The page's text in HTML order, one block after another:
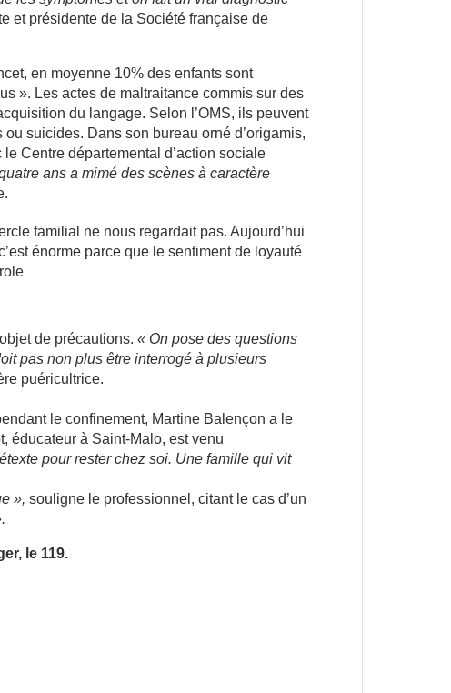
et présidente de la Société française de
en moyenne 10% des enfants sont
». Les actes de maltraitance commis sur des
du langage. Selon l’OMS, ils peuvent
suicides. Dans son bureau orné d’origamis,
Centre départemental d’action sociale
ans a mimé des scènes à caractère
familial ne nous regardait pas. Aujourd’hui
énorme parce que le sentiment de loyauté
de précautions.« On pose des questions
pas non plus être interrogé à plusieurs
puéricultrice.
le confinement, Martine Balençon a le
éducateur à Saint-Malo, est venu
pour rester chez soi. Une famille qui vit
», souligne le professionnel, citant le cas d’un
le 119.